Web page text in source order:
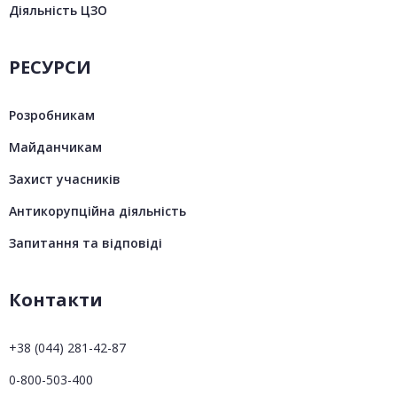
Діяльність ЦЗО
РЕСУРСИ
Розробникам
Майданчикам
Захист учасників
Антикорупційна діяльність
Запитання та відповіді
Контакти
+38 (044) 281-42-87
0-800-503-400